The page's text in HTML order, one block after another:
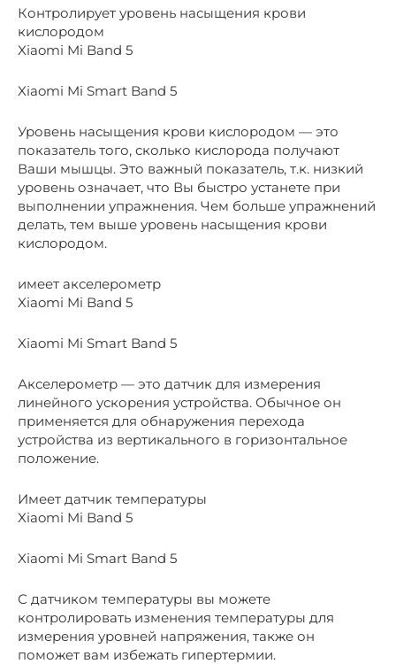
Контролирует уровень насыщения крови
кислородом
Xiaomi Mi Band 5
Xiaomi Mi Smart Band 5
Уровень насыщения крови кислородом — это
показатель того, сколько кислорода получают
Ваши мышцы. Это важный показатель, т.к. низкий
уровень означает, что Вы быстро устанете при
выполнении упражнения. Чем больше упражнений
делать, тем выше уровень насыщения крови
кислородом.
имеет акселерометр
Xiaomi Mi Band 5
Xiaomi Mi Smart Band 5
Акселерометр — это датчик для измерения
линейного ускорения устройства. Обычное он
применяется для обнаружения перехода
устройства из вертикального в горизонтальное
положение.
Имеет датчик температуры
Xiaomi Mi Band 5
Xiaomi Mi Smart Band 5
С датчиком температуры вы можете
контролировать изменения температуры для
измерения уровней напряжения, также он
поможет вам избежать гипертермии.